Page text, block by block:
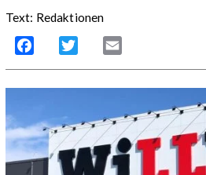
Text: Redaktionen
Facebook Twitter